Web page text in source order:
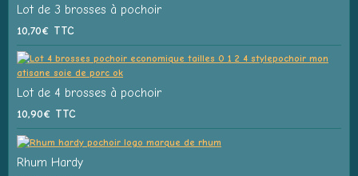
Lot de 3 brosses à pochoir
10,70€ TTC
Lot de 4 brosses à pochoir
10,90€ TTC
Rhum Hardy